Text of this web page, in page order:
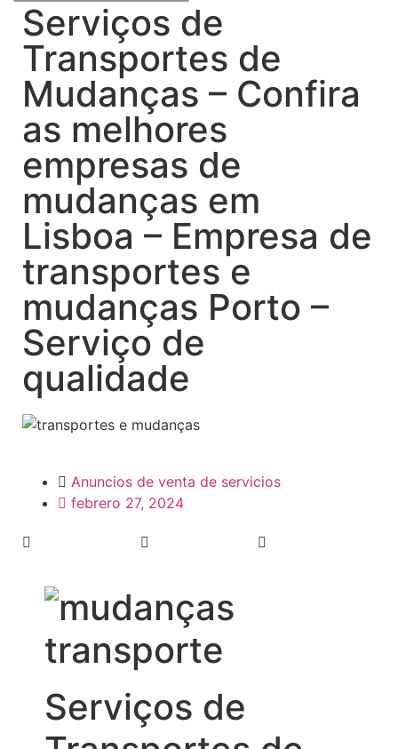
Serviços de
Transportes de
Mudanças – Confira
as melhores
empresas de
mudanças em
Lisboa – Empresa de
transportes e
mudanças Porto –
Serviço de
qualidade
Anuncios de venta de servicios
febrero 27, 2024
Serviços de